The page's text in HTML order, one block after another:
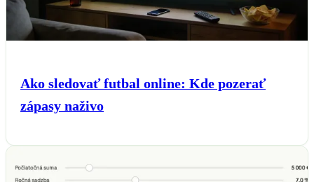
Ako sledovať futbal online: Kde pozerať
zápasy naživo